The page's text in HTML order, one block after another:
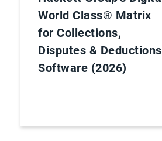
World Class® Matrix
for Collections,
Disputes & Deductions
Software (2026)